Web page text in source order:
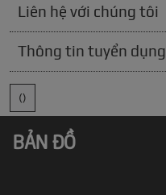
Liên hệ với chúng tôi
Thông tin tuyển dụng
()
BẢN ĐỒ